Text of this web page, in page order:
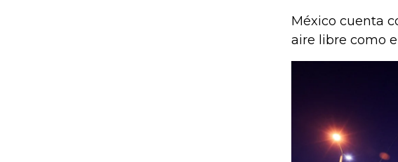
México cuenta
aire libre como